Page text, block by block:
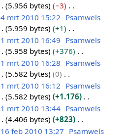
5.956 bytes
−3
4 mrt 2010 15:22 Psamwels
5.959 bytes
+1
1 mrt 2010 16:49 Psamwels
5.958 bytes
+376
1 mrt 2010 16:28 Psamwels
5.582 bytes
0
1 mrt 2010 16:12 Psamwels
5.582 bytes
+1.176
1 mrt 2010 13:44 Psamwels
4.406 bytes
+823
16 feb 2010 13:27 Psamwels